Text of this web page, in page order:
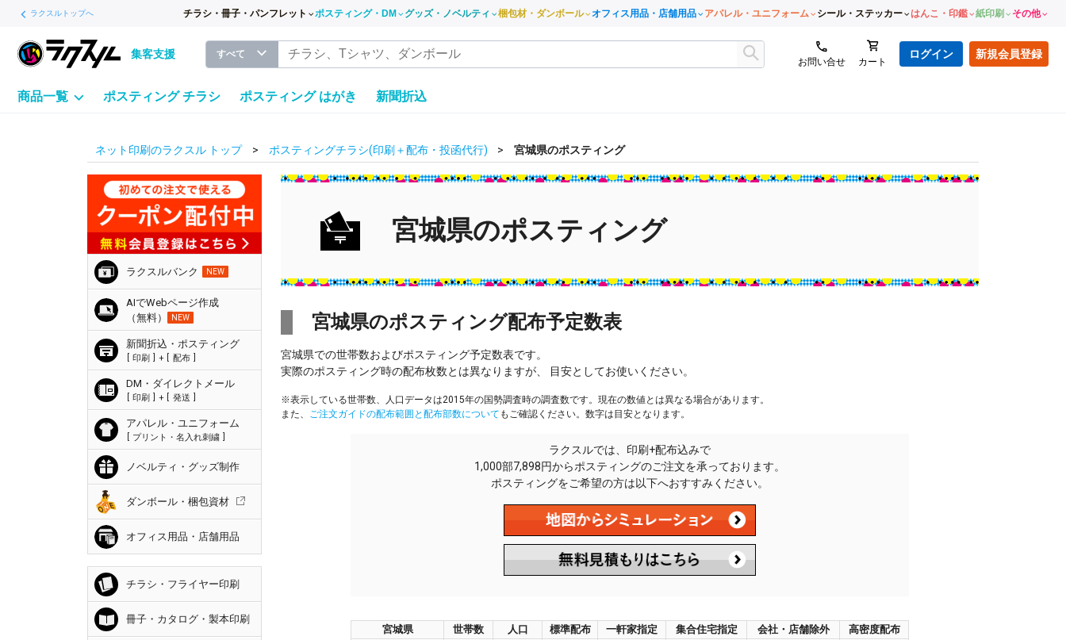
ラクスルトップへ チラシ・冊子・パンフレット ポスティング・DM グッズ・ノベルティ 梱包材・ダンボール オフィス用品・店舗用品 アパレル・ユニフォーム シール・ステッカー はんこ・印鑑 紙印刷 その他
集客支援 すべて
お問い合せ カート
ログイン 新規会員登録
商品一覧 ポスティング チラシ ポスティング はがき 新聞折込
ネット印刷のラクスル トップ ポスティングチラシ(印刷＋配布・投函代行) 宮城県のポスティング
ラクスルバンク NEW
AIでWebページ作成
（無料）
NEW
新聞折込・ポスティング
印刷 + 配布
DM・ダイレクトメール
印刷 + 発送
アパレル・ユニフォーム
プリント・名入れ刺繍
ノベルティ・グッズ制作
ダンボール・梱包資材
オフィス用品・店舗用品
チラシ・フライヤー印刷
冊子・カタログ・製本印刷
宮城県のポスティング
宮城県のポスティング配布予定数表
宮城県での世帯数およびポスティング予定数表です。
実際のポスティング時の配布枚数とは異なりますが、 目安としてお使いください。
※表示している世帯数、人口データは2015年の国勢調査時の調査数です。現在の数値とは異なる場合があります。
また、 ご注文ガイドの配布範囲と配布部数について もご確認ください。数字は目安となります。
ラクスルでは、印刷+配布込みで
1,000部7,898円からポスティングのご注文を承っております。
ポスティングをご希望の方は以下へおすすみください。
宮城県 世帯数 人口 標準配布 一軒家指定 集合住宅指定 会社・店舗除外
高密度配布